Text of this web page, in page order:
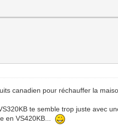
canadien pour réchauffer la
te semble trop juste avec
en VS420KB...